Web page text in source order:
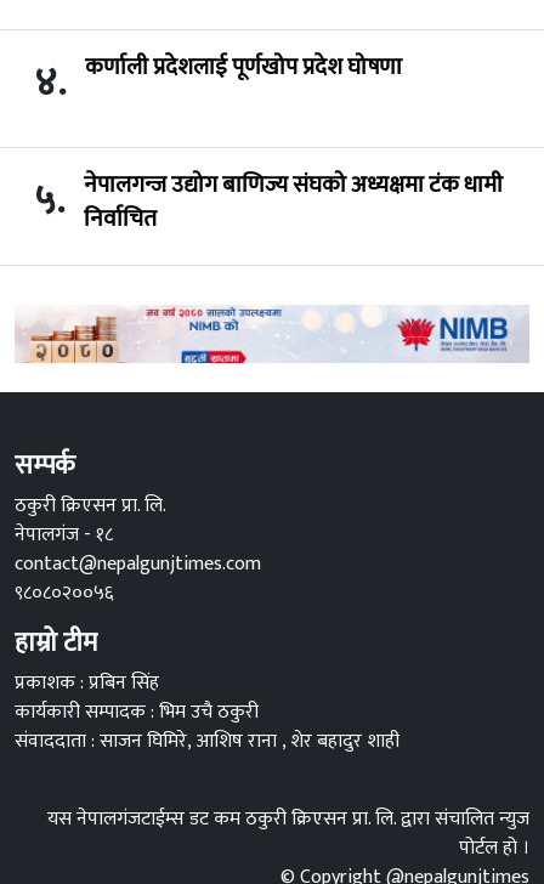
४. कर्णाली प्रदेशलाई पूर्णखोप प्रदेश घोषणा
५. नेपालगन्ज उद्योग बाणिज्य संघको अध्यक्षमा टंक धामी
निर्वाचित
सम्पर्क
ठकुरी क्रिएसन प्रा. लि.
नेपालगंज - १८
contact@nepalgunjtimes.com
९८०८०२००५६
हाम्रो टीम
प्रकाशक : प्रबिन सिंह
कार्यकारी सम्पादक : भिम उचै ठकुरी
संवाददाता : साजन घिमिरे, आशिष राना , शेर बहादुर शाही
यस नेपालगंजटाईम्स डट कम ठकुरी क्रिएसन प्रा. लि. द्वारा संचालित न्युज
पोर्टल हो ।
© Copyright @nepalgunjtimes